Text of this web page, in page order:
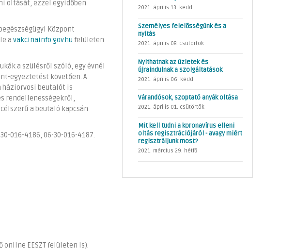
oltását, ezzel egyidőben
Központ
a vakcinainfo.gov.hu felületen
a szülésről szóló, egy évnél
egyeztetést követően. A
háziorvosi beutalót is
rendellenességekről,
a beutaló kapcsán
016-4186, 06-30-016-4187.
EESZT felületen is).
2021. április 13. kedd
Személyes felelősségünk és a
nyitás
2021. április 08. csütörtök
Nyithatnak az üzletek és
újraindulnak a szolgáltatások
2021. április 06. kedd
Várandósok, szoptató anyák oltása
2021. április 01. csütörtök
Mit kell tudni a koronavírus elleni
oltás regisztrációjáról - avagy miért
regisztráljunk most?
2021. március 29. hétfő